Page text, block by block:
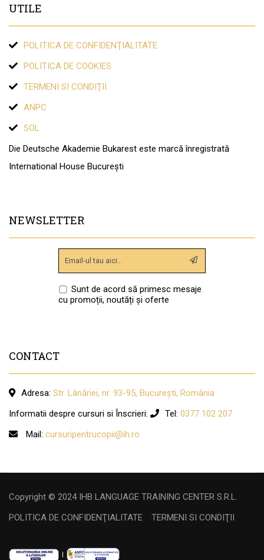
UTILE
POLITICA DE CONFIDENŢIALITATE
POLITICA DE COOKIES
TERMENI SI CONDIŢII
ANPC
SOL
Die Deutsche Akademie Bukarest este marcă înregistrată
International House București
NEWSLETTER
Sunt de acord să primesc mesaje
cu promoții, noutăți și oferte
CONTACT
Adresa: Str. Lânăriei, nr. 93-95, București, România
Informatii despre cursuri si Înscrieri:
Tel: 0377 102 207
Mail: cursuripentrucopii@ih.ro
Copyright © 2024 IHB LANGUAGE TRAINING CENTER S.R.L.
POLITICA DE CONFIDENŢIALITATE
TERMENI SI CONDIŢII
|